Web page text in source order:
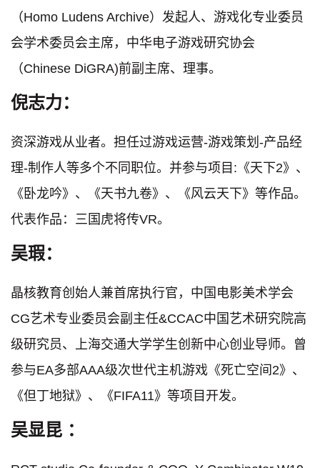
（Homo Ludens Archive）发起人、游戏化专业委员
会学术委员会主席，中华电子游戏研究协会
（Chinese DiGRA)前副主席、理事。
倪志力：
资深游戏从业者。担任过游戏运营-游戏策划-产品经
理-制作人等多个不同职位。并参与项目:《天下2》、
《卧龙吟》、《天书九卷》、《风云天下》等作品。
代表作品：三国虎将传VR。
吴瑕：
晶核教育创始人兼首席执行官，中国电影美术学会
CG艺术专业委员会副主任&CCAC中国艺术研究院高
级研究员、上海交通大学学生创新中心创业导师。曾
参与EA多部AAA级次世代主机游戏《死亡空间2》、
《但丁地狱》、《FIFA11》等项目开发。
吴显昆 ：